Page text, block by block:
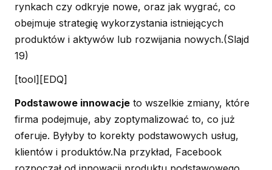
rynkach czy odkryje nowe, oraz jak wygrać, co
obejmuje strategię wykorzystania istniejących
produktów i aktywów lub rozwijania nowych.(Slajd
19)
[tool][EDQ]
Podstawowe innowacje to wszelkie zmiany, które
firma podejmuje, aby zoptymalizować to, co już
oferuje. Byłyby to korekty podstawowych usług,
klientów i produktów.Na przykład, Facebook